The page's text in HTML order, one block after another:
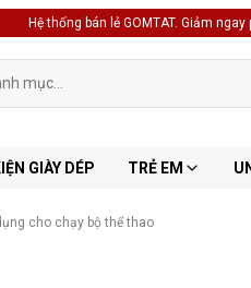
Hệ thống bán lẻ GOMTAT. Giảm
GIÀY DÉP TRẺ EM
cho chạy bộ thể thao